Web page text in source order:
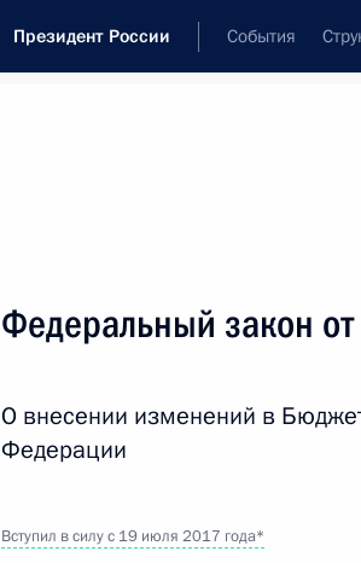
Президент России События
Текст в документе
Вид документа
Все
Федеральный закон
О внесении изменений в
Федерации
Вступил в силу с 19 июля 2017 года*